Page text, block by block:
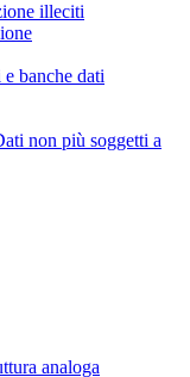
illeciti
banche dati
non più soggetti a
analoga